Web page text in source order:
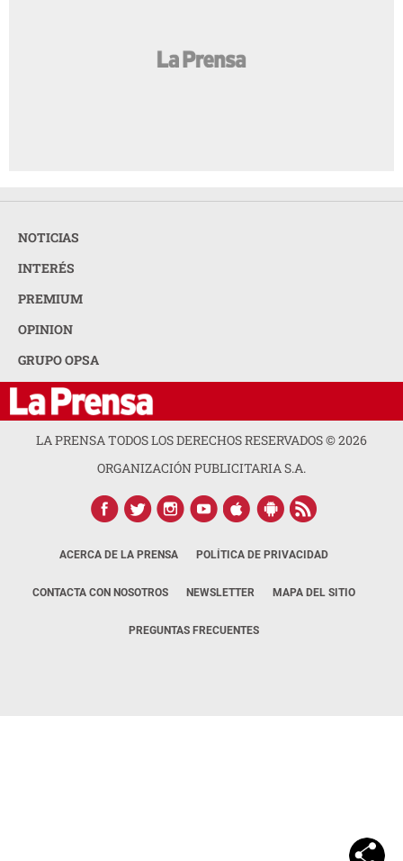
NOTICIAS
INTERÉS
PREMIUM
OPINION
GRUPO OPSA
LA PRENSA TODOS LOS DERECHOS RESERVADOS ©2026
ORGANIZACIÓN PUBLICITARIA S.A.
ACERCA DE LA PRENSA POLÍTICA DE PRIVACIDAD
CONTACTA CON NOSOTROS NEWSLETTER MAPA DEL SITIO
PREGUNTAS FRECUENTES